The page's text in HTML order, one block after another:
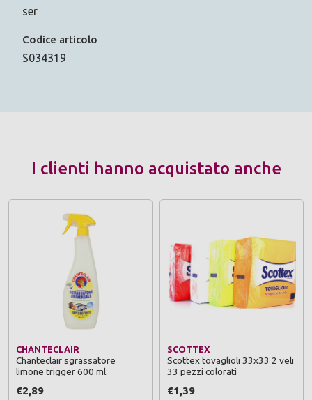
ser
Codice articolo
S034319
I clienti hanno acquistato anche
CHANTECLAIR
Chanteclair sgrassatore
limone trigger 600 ml.
€2,89
SCOTTEX
Scottex tovaglioli 33x33 2 veli
33 pezzi colorati
€1,39